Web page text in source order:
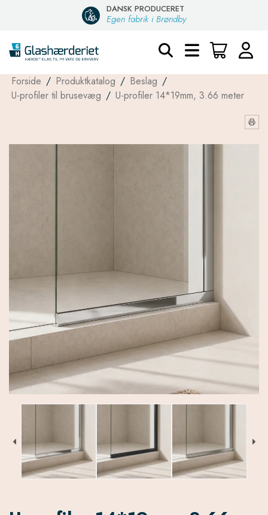
DANSK PRODUCERET
Egen fabrik i Brøndby
Forside / Produktkatalog / Beslag /
U-profiler til brusevæg / U-profiler 14*19mm, 3.66 meter